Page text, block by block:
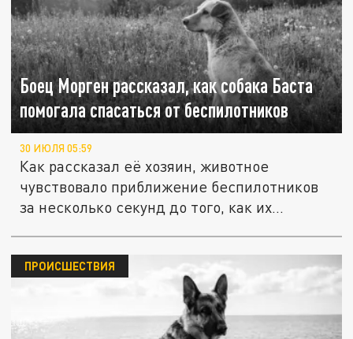
Боец Морген рассказал, как собака Баста
помогала спасаться от беспилотников
30 ИЮЛЯ 05:59
Как рассказал её хозяин, животное
чувствовало приближение беспилотников
за несколько секунд до того, как их...
ПРОИСШЕСТВИЯ